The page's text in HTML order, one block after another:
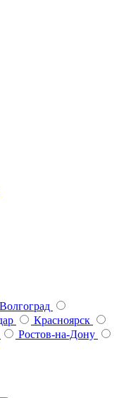
Волгоград
Красноярск
Ростов-на-Дону